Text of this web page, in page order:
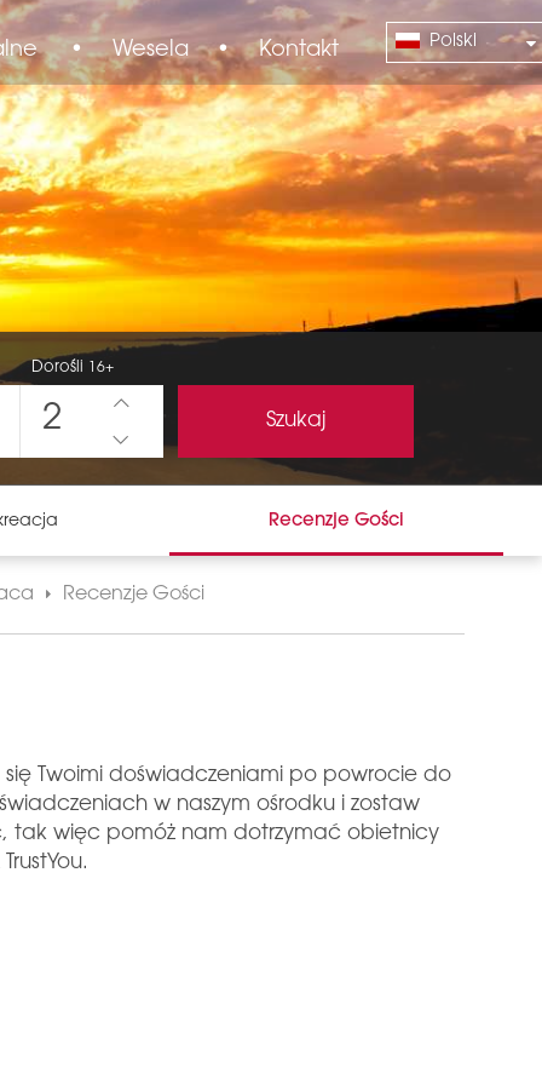
• Wesela • Kontakt Polski
Dorośli 16+
2 Szukaj
Recenzje Gości
Recenzje Gości
Twoimi doświadczeniami po powrocie do
w naszym ośrodku i zostaw
tak więc pomóż nam dotrzymać obietnicy